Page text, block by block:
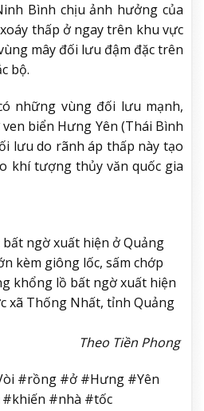
Bình chịu ảnh hưởng của
thấp ở ngay trên khu vực
mây đối lưu đậm đặc trên
bộ.
những vùng đối lưu mạnh,
biển Hưng Yên (Thái Bình
lưu do rãnh áp thấp này tạo
khí tượng thủy văn quốc gia
ngờ xuất hiện ở Quảng
kèm giông lốc, sấm chớp
khổng lồ bất ngờ xuất hiện
xã Thống Nhất, tỉnh Quảng
Theo Tiền Phong
#rồng #ở #Hưng #Yên
#nhà #tốc